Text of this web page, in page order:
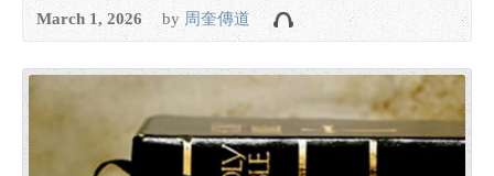
March 1, 2026 by 周奎傳道